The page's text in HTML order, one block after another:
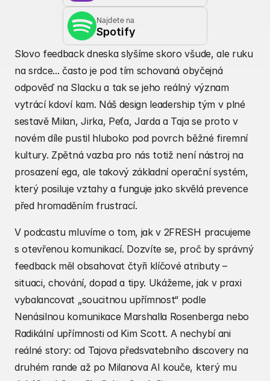
Najdete na
Spotify
Slovo feedback dneska slyšíme skoro všude, ale ruku
na srdce... často je pod tím schovaná obyčejná
odpověď na Slacku a tak se jeho reálný význam
vytrácí kdoví kam. Náš design leadership tým v plné
sestavě Milan, Jirka, Peťa, Jarda a Taja se proto v
novém díle pustil hluboko pod povrch běžné firemní
kultury. Zpětná vazba pro nás totiž není nástroj na
prosazení ega, ale takový základní operační systém,
který posiluje vztahy a funguje jako skvělá prevence
před hromaděním frustrací.
V podcastu mluvíme o tom, jak v 2FRESH pracujeme
s otevřenou komunikací. Dozvíte se, proč by správný
feedback měl obsahovat čtyři klíčové atributy –
situaci, chování, dopad a tipy. Ukážeme, jak v praxi
vybalancovat „soucitnou upřímnost“ podle
Nenásilnou komunikace Marshalla Rosenberga nebo
Radikální upřímnosti od Kim Scott. A nechybí ani
reálné story: od Tajova předsvatebního discovery na
druhém rande až po Milanova AI kouče, který mu